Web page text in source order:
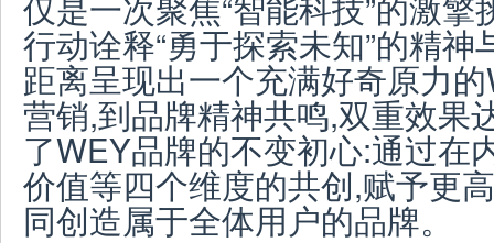
行动诠释“勇于探索未知”的精
距离呈现出一个充满好奇原力
营销,到品牌精神共鸣,双重效果
了WEY品牌的不变初心:通过在
价值等四个维度的共创,赋予更
同创造属于全体用户的品牌。